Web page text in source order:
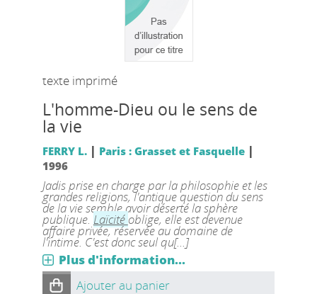
texte imprimé
L'homme-Dieu ou le sens de
la vie
FERRY L. | Paris : Grasset et Fasquelle|
1996
Jadis prise en charge par la philosophie et les
grandes religions, l'antique question du sens
de la vie semble avoir déserté la sphère
publique. Laïcitéoblige, elle est devenue
affaire privée, réservée au domaine de
l'intime. C'est donc seul qu[...]
Plus d'information...
Ajouter au panier